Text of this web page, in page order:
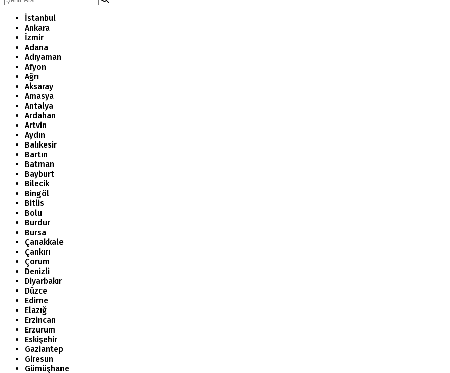
İstanbul
Ankara
İzmir
Adana
Adıyaman
Afyon
Ağrı
Aksaray
Amasya
Antalya
Ardahan
Artvin
Aydın
Balıkesir
Bartın
Batman
Bayburt
Bilecik
Bingöl
Bitlis
Bolu
Burdur
Bursa
Çanakkale
Çankırı
Çorum
Denizli
Diyarbakır
Düzce
Edirne
Elazığ
Erzincan
Erzurum
Eskişehir
Gaziantep
Giresun
Gümüşhane